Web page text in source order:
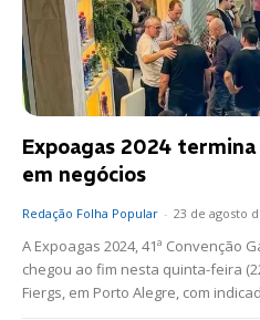
Expoagas 2024
em negócios
Redação Folha Popular - 23 de agosto
A Expoagas 2024, 41ª Convenção
chegou ao fim nesta quinta-feira
Fiergs, em Porto Alegre, com